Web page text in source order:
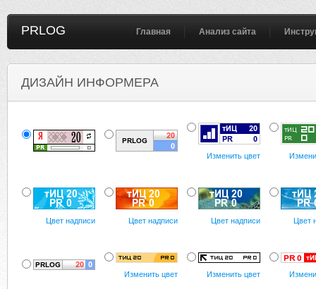
PRLOG Главная Анализ сайта
ДИЗАЙН ИНФОРМЕРА
Изменить цвет
Цвет надписи Цвет надписи Цвет надписи Цвет
Изменить цвет Изменить цвет